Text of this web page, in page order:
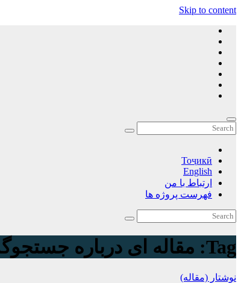
Skip to content
Тоҷикӣ
English
ارتباط با من
فهرست پروژه ها
Tag: مقاله ای درباره
نوشتار (مقاله)